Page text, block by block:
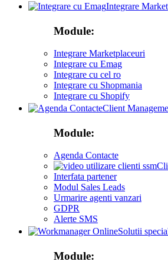
Integrare
Module:
Integrare Marketplaceuri
Integrare cu Emag
Integrare cu cel ro
Integrare cu Shopmania
Integrare cu Shopify
Client
Module:
Agenda Contacte
Interfata partener
Modul Sales Leads
Urmarire agenti vanzari
GDPR
Alerte SMS
Solutii
Module: